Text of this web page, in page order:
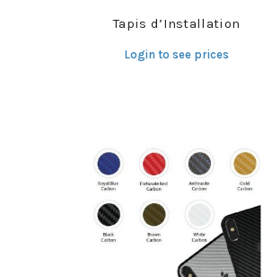
Tapis d’Installation
Login to see prices